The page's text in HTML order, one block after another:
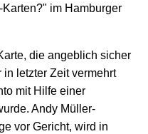
im Hamburger
die angeblich sicher
letzter Zeit vermehrt
mit Hilfe einer
Andy Müller-
vor Gericht, wird in